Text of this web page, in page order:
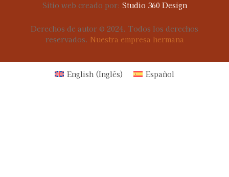
Sitio web creado por: Studio 360 Design
Derechos de autor © 2024. Todos los derechos
reservados. Nuestra empresa hermana
English (Inglés) Español